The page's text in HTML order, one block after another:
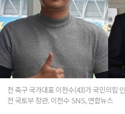
전 축구 국가대표 이천수(43)가 국민의힘
전 국토부 장관. 이천수 SNS, 연합뉴스